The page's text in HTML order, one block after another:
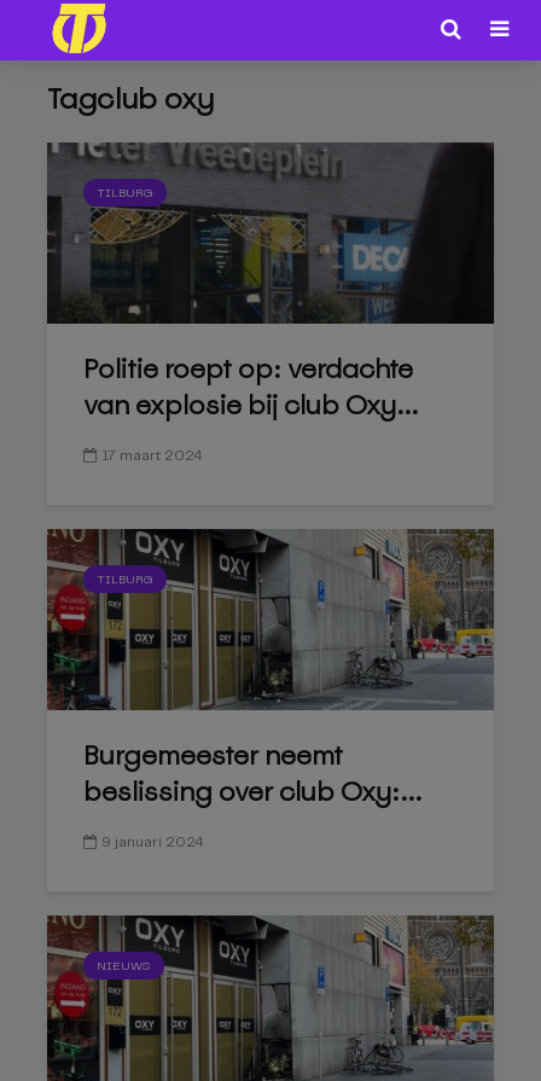
Tagclub oxy
TILBURG
Politie roept op: verdachte
van explosie bij club Oxy...
17 maart 2024
TILBURG
Burgemeester neemt
beslissing over club Oxy:...
9 januari 2024
NIEUWS